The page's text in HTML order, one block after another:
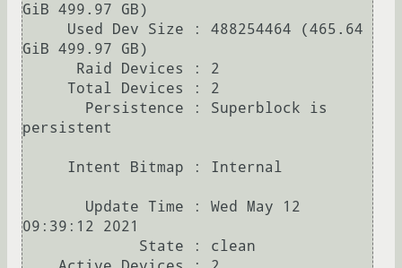
GiB 499.97 GB)
GiB 499.97 GB)
persistent
09:39:12 2021